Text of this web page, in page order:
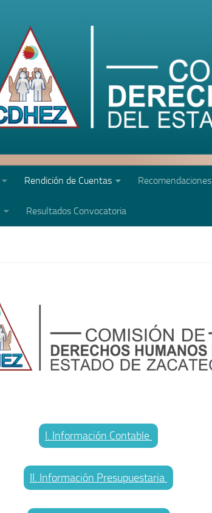
Rendición de Cuentas Recomendaciones
Resultados Convocatoria
I. Información Contable
II. Información Presupuestaria